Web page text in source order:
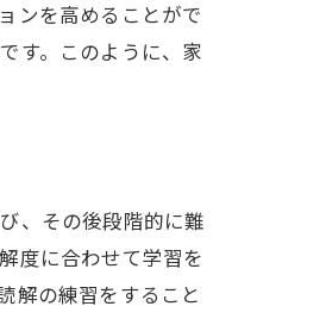
ンを高めることがで
す。このように、家
、その後段階的に難
度に合わせて学習を
解の練習をすること